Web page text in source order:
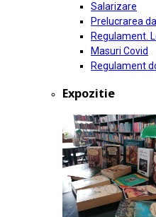
Salarizare
Prelucrarea
Regulament.
Masuri Covid
Regulament
Expozitie